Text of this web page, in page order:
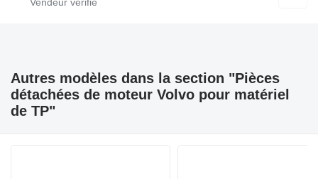
Autres modèles dans la section "Pièces
détachées de moteur Volvo pour matériel
de TP"